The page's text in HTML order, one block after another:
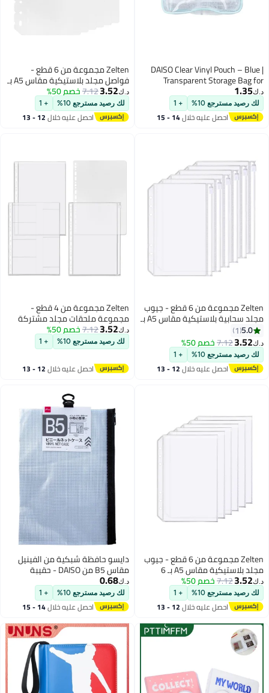
Zelten مجموعة من 6 قطع -
6 ثقوب، فواصل مقاومة للماء
للمنظم الشخصي (فواصل، A5)
د.ك‏3.52
لك رصيد مسترجع 10% + 1
احصل عليه خلال 12 - 13
Zelten مجموعة من 4 قطع -
مجموعة ملحقات مجلد مشتركة
مقاس B5 بـ 19 ثقبًا، تشمل فاصل
مجلد، جيب مجلد، ملف مجلد
سحابي، حامل بطاقات اسمية
للمجلد للمنظم الشخصي (مجموعة
جيوب، B5)
د.ك‏3.52
لك رصيد مسترجع 10%
احصل عليه خلال 12 - 13
دايسو حافظة شبكية من الفينيل
مقاس B5 من DAISO - حقيبة
مستندات شفافة بسحاب
د.ك‏0.68
لك رصيد مسترجع 10% + 1
احصل عليه خلال 14 - 15